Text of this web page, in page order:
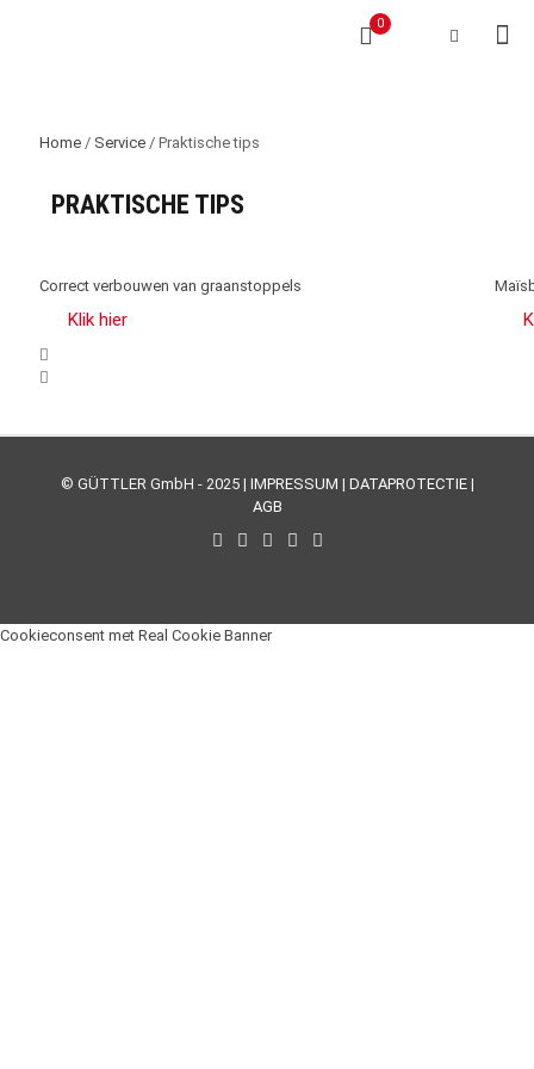
0
Home / Service / Praktische tips
PRAKTISCHE TIPS
Correct verbouwen van graanstoppels
Klik hier
© GÜTTLER GmbH - 2025 | IMPRESSUM | DATAPROTECTIE|
AGB
Cookieconsent met Real Cookie Banner